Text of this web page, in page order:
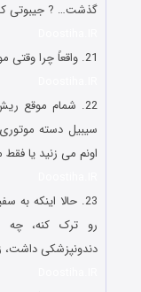
گذشت… ? جیبوتی
21. واقعاً چرا وقتی موشه پرید تو سوراخ، خرگوشه گفت
22. شمام موقع
سیبیل دسته
اونم می زنید یا
23. حالا اینکه
رو ترک کنه، چه
دندونپزشکی داشت،